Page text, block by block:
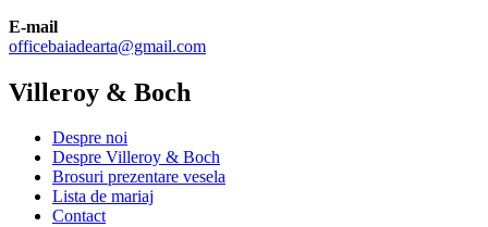
E-mail
officebaiadearta@gmail.com
Villeroy & Boch
Despre noi
Despre Villeroy & Boch
Brosuri prezentare vesela
Lista de mariaj
Contact